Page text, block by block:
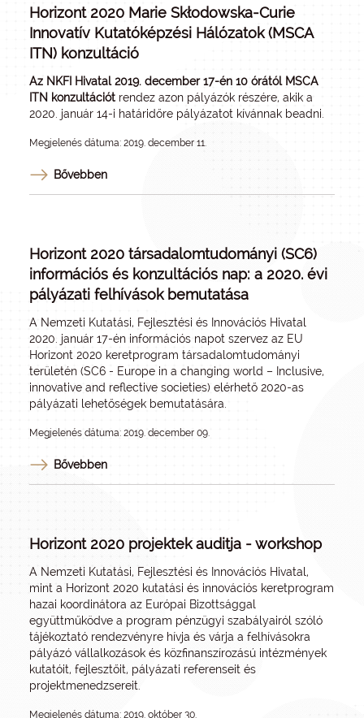
Horizont 2020 Marie Skłodowska-Curie
Innovatív Kutatóképzési Hálózatok (MSCA
ITN) konzultáció
Az NKFI Hivatal 2019. december 17-én 10 órától MSCA
ITN konzultációt rendez azon pályázók részére, akik a
2020. január 14-i határidőre pályázatot kívánnak beadni.
Megjelenés dátuma: 2019. december 11.
Bővebben
Horizont 2020 társadalomtudományi (SC6)
információs és konzultációs nap: a 2020. évi
pályázati felhívások bemutatása
A Nemzeti Kutatási, Fejlesztési és Innovációs Hivatal
2020. január 17-én információs napot szervez az EU
Horizont 2020 keretprogram társadalomtudományi
területén (SC6 - Europe in a changing world – Inclusive,
innovative and reflective societies) elérhető 2020-as
pályázati lehetőségek bemutatására.
Megjelenés dátuma: 2019. december 09.
Bővebben
Horizont 2020 projektek auditja - workshop
A Nemzeti Kutatási, Fejlesztési és Innovációs Hivatal,
mint a Horizont 2020 kutatási és innovációs keretprogram
hazai koordinátora az Európai Bizottsággal
együttműködve a program pénzügyi szabályairól szóló
tájékoztató rendezvényre hívja és várja a felhívásokra
pályázó vállalkozások és közfinanszírozású intézmények
kutatóit, fejlesztőit, pályázati referenseit és
projektmenedzsereit.
Megjelenés dátuma: 2019. október 30.